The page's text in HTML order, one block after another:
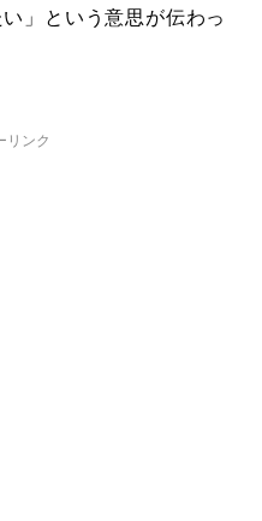
」という意思が伝わっ
リンク